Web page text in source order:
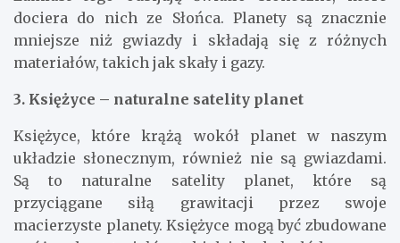
dociera do nich ze Słońca. Planety są znacznie
mniejsze niż gwiazdy i składają się z różnych
materiałów, takich jak skały i gazy.
3. Księżyce – naturalne satelity planet
Księżyce, które krążą wokół planet w naszym
układzie słonecznym, również nie są gwiazdami.
Są to naturalne satelity planet, które są
przyciągane siłą grawitacji przez swoje
macierzyste planety. Księżyce mogą być zbudowane